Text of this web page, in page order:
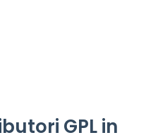
GPL in